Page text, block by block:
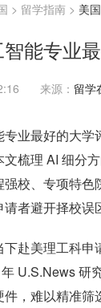
> 留学指南 > 美
能专业
来源： 留学
专业最好的大
梳理 AI 细分
强校、专项特
者避开择校误
下赴美理工科
U.S.News 研
，难以精准筛